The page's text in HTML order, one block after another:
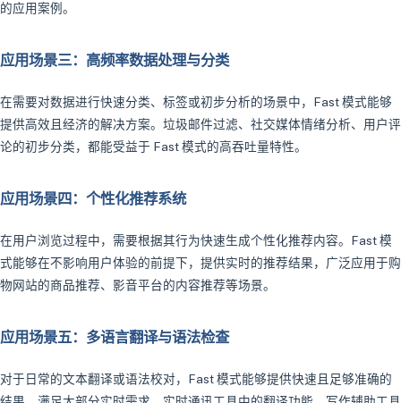
的应用案例。
应用场景三：高频率数据处理与分类
在需要对数据进行快速分类、标签或初步分析的场景中，Fast 模式能够
提供高效且经济的解决方案。垃圾邮件过滤、社交媒体情绪分析、用户评
论的初步分类，都能受益于 Fast 模式的高吞吐量特性。
应用场景四：个性化推荐系统
在用户浏览过程中，需要根据其行为快速生成个性化推荐内容。Fast 模
式能够在不影响用户体验的前提下，提供实时的推荐结果，广泛应用于购
物网站的商品推荐、影音平台的内容推荐等场景。
应用场景五：多语言翻译与语法检查
对于日常的文本翻译或语法校对，Fast 模式能够提供快速且足够准确的